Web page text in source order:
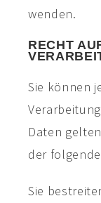
wenden.
RECHT
Sie können
Daten
der
Sie